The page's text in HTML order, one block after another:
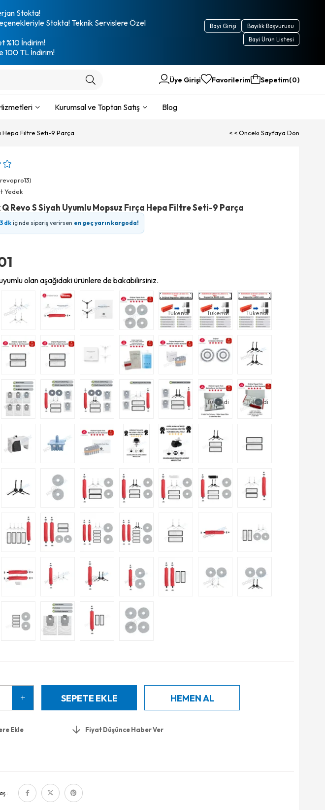
Stokta!
Stokta! Teknik Servislere Özel
%10 İndirim!
100 TL İndirim!
Bayilik Başvurusu
Bayi Girişi
Bayi Ürün Listesi
Üye Girişi Favorilerim Sepetim 0
Kurumsal ve Toptan Satış Blog
Hepa Filtre Seti-9 Parça < < Önceki Sayfaya Dön
Yedek
Revo S Siyah Uyumlu Mopsuz Fırça Hepa Filtre Seti-9 Parça
dk içinde sipariş verirsen en geç yarın kargoda!
olan aşağıdaki ürünlere de bakabilirsiniz.
Tükendi Tükendi Tükendi
Tükendi Tükendi
Ekle Fiyat Düşünce Haber Ver
: